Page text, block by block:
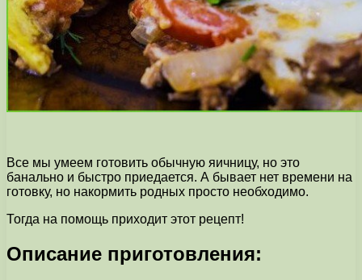
Все мы умеем готовить обычную яичницу, но это
банально и быстро приедается. А бывает нет времени на
готовку, но накормить родных просто необходимо.
Тогда на помощь приходит этот рецепт!
Описание приготовления: